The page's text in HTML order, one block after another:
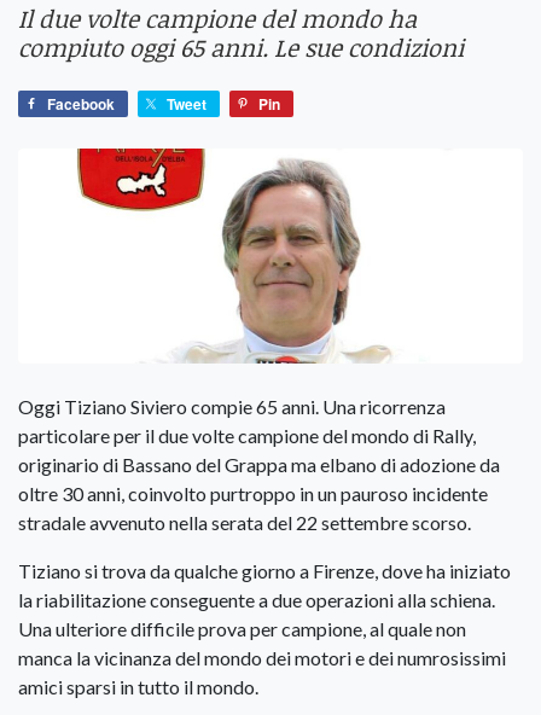
Il due volte campione del mondo ha
compiuto oggi 65 anni. Le sue condizioni
Facebook Tweet Pin
Oggi Tiziano Siviero compie 65 anni. Una ricorrenza
particolare per il due volte campione del mondo di Rally,
originario di Bassano del Grappa ma elbano di adozione da
oltre 30 anni, coinvolto purtroppo in un pauroso incidente
stradale avvenuto nella serata del 22 settembre scorso.
Tiziano si trova da qualche giorno a Firenze, dove ha iniziato
la riabilitazione conseguente a due operazioni alla schiena.
Una ulteriore difficile prova per campione, al quale non
manca la vicinanza del mondo dei motori e dei numrosissimi
amici sparsi in tutto il mondo.